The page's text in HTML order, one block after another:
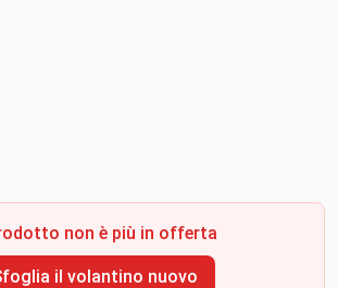
non è più in offerta
il volantino nuovo